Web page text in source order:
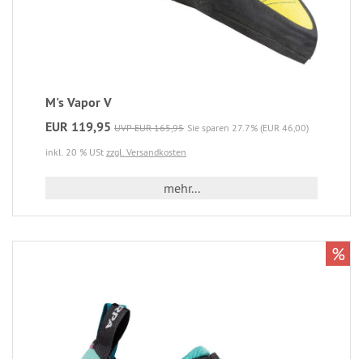
M's Vapor V
EUR 119,95 UVP EUR 165,95 Sie sparen 27.7% (EUR 46,00)
inkl. 20 % USt zzgl. Versandkosten
mehr...
%